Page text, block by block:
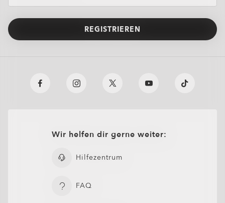
REGISTRIEREN
Wir helfen dir gerne weiter:
Hilfezentrum
FAQ